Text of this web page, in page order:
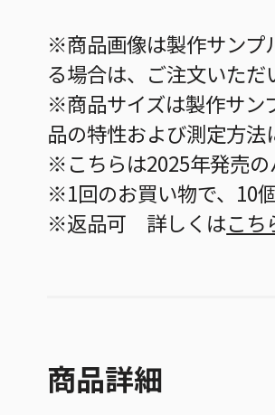
※商品画像は製作サンプ
る場合は、ご注文いた
※商品サイズは製作サン
品の特性および測定方
※こちらは2025年発売
※1回のお買い物で、10
※返品可 詳しくはこち
商品詳細